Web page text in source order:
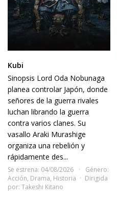
Kubi
Sinopsis Lord Oda Nobunaga
planea controlar Japón, donde
señores de la guerra rivales
luchan librando la guerra
contra varios clanes. Su
vasallo Araki Murashige
organiza una rebelión y
rápidamente des...
Se estrena: 04/08/2026
Género:
Acción, Drama, Historia
Dirigida
por: Takeshi Kitano